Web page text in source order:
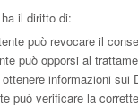
il diritto di:
può revocare il
può opporsi al
ottenere informazioni
può verificare la